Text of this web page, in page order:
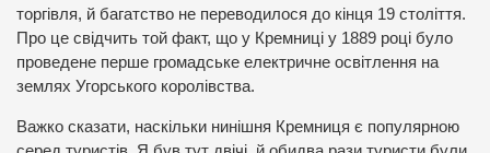
торгівля, й багатство не переводилося до кінця 19 століття.
Про це свідчить той факт, що у Кремниці у 1889 році було
проведене перше громадське електричне освітлення на
землях Угорського королівства.
Важко сказати, наскільки нинішня Кремниця є популярною